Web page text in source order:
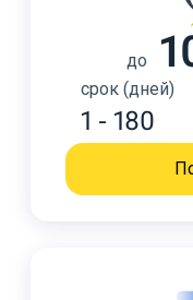
до
срок (дней)
1 - 180